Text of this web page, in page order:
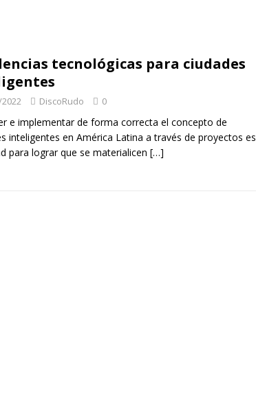
tecnológicas para ciudades
DiscoRudo 0
e implementar de forma correcta el concepto de
inteligentes en América Latina a través de proyectos es
para lograr que se materialicen […]